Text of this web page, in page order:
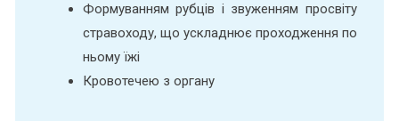
Формуванням рубців і звуженням просвіту
стравоходу, що ускладнює проходження по
ньому їжі
Кровотечею з органу